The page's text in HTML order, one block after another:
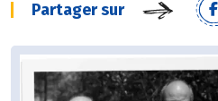
Partager sur